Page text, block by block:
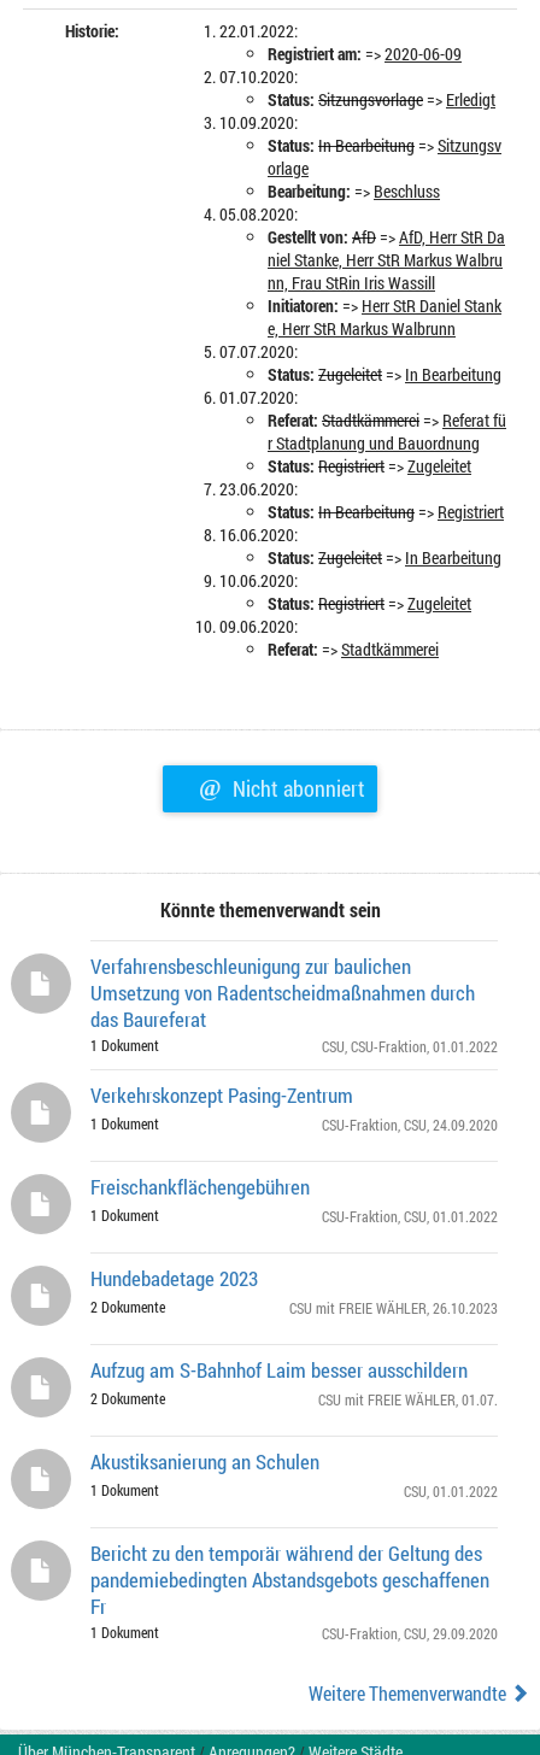
Historie:
22.01.2022:
Registriert am: =>2020-06-09
07.10.2020:
Status: Sitzungsvorlage=> Erledigt
10.09.2020:
Status: In Bearbeitung=>Sitzungsv
orlage
Bearbeitung: => Beschluss
05.08.2020:
Gestellt von: AfD=>AfD, Herr StR Da
niel Stanke, Herr StR Markus Walbru
nn, Frau StRin Iris Wassill
Initiatoren: => Herr StR Daniel Stank
e, Herr StR Markus Walbrunn
07.07.2020:
Status: Zugeleitet=> In Bearbeitung
01.07.2020:
Referat: Stadtkämmerei=> Referat fü
r Stadtplanung und Bauordnung
Status: Registriert=>Zugeleitet
23.06.2020:
Status: In Bearbeitung=> Registriert
16.06.2020:
Status: Zugeleitet=> In Bearbeitung
10.06.2020:
Status: Registriert=>Zugeleitet
09.06.2020:
Referat: =>Stadtkämmerei
@ Nicht abonniert
Könnte themenverwandt sein
Verfahrensbeschleunigung zur baulichen
Umsetzung von Radentscheidmaßnahmen durch
das Baureferat
1 Dokument CSU CSU-Fraktion , 01.01.2022
Verkehrskonzept Pasing-Zentrum
1 Dokument CSU-Fraktion CSU , 24.09.2020
Freischankflächengebühren
1 Dokument CSU-Fraktion CSU , 01.01.2022
Hundebadetage 2023
2 Dokumente CSU mit FREIE WÄHLER , 26.10.2023
Aufzug am S-Bahnhof Laim besser ausschildern
2 Dokumente CSU mit FREIE WÄHLER , 01.07.
Akustiksanierung an Schulen
1 Dokument CSU , 01.01.2022
Bericht zu den temporär während der Geltung des
pandemiebedingten Abstandsgebots geschaffenen
Fr
1 Dokument CSU-Fraktion CSU , 29.09.2020
Weitere Themenverwandte